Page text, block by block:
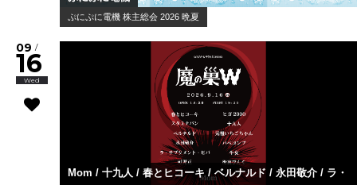
ぷにぷに電機 株主総会 2026 晩夏
09 /
16
Wed
Mom / 十九人 / 春とヒコーキ / ベルナルド / 永田敬介 / ラ・